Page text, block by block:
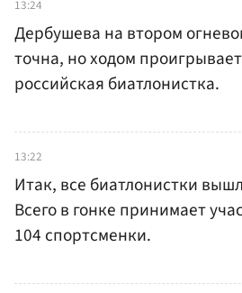
13:24
Дербушева на втором
точна, но ходом
российская биатлонистка.
13:22
Итак, все биатлонистки
Всего в гонке принимает
104 спортсменки.